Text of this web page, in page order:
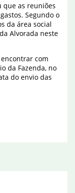
que as reuniões
Segundo o
da área social
Alvorada neste
com
da Fazenda, no
do envio das